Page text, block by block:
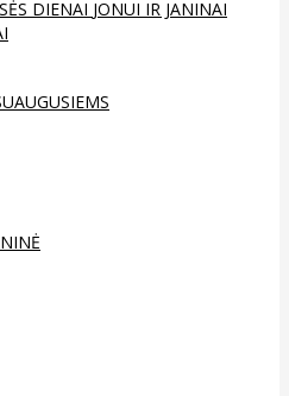
DIENAI JONUI IR JANINAI